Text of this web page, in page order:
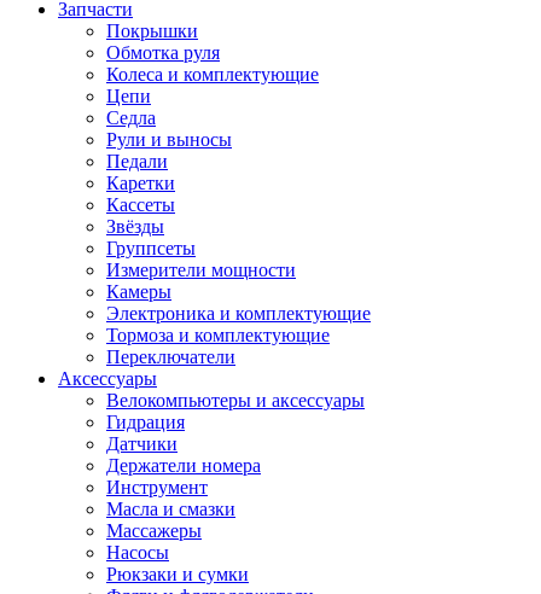
Запчасти
Покрышки
Обмотка руля
Колеса и комплектующие
Цепи
Седла
Рули и выносы
Педали
Каретки
Кассеты
Звёзды
Группсеты
Измерители мощности
Камеры
Электроника и комплектующие
Тормоза и комплектующие
Переключатели
Аксессуары
Велокомпьютеры и аксессуары
Гидрация
Датчики
Держатели номера
Инструмент
Масла и смазки
Массажеры
Насосы
Рюкзаки и сумки